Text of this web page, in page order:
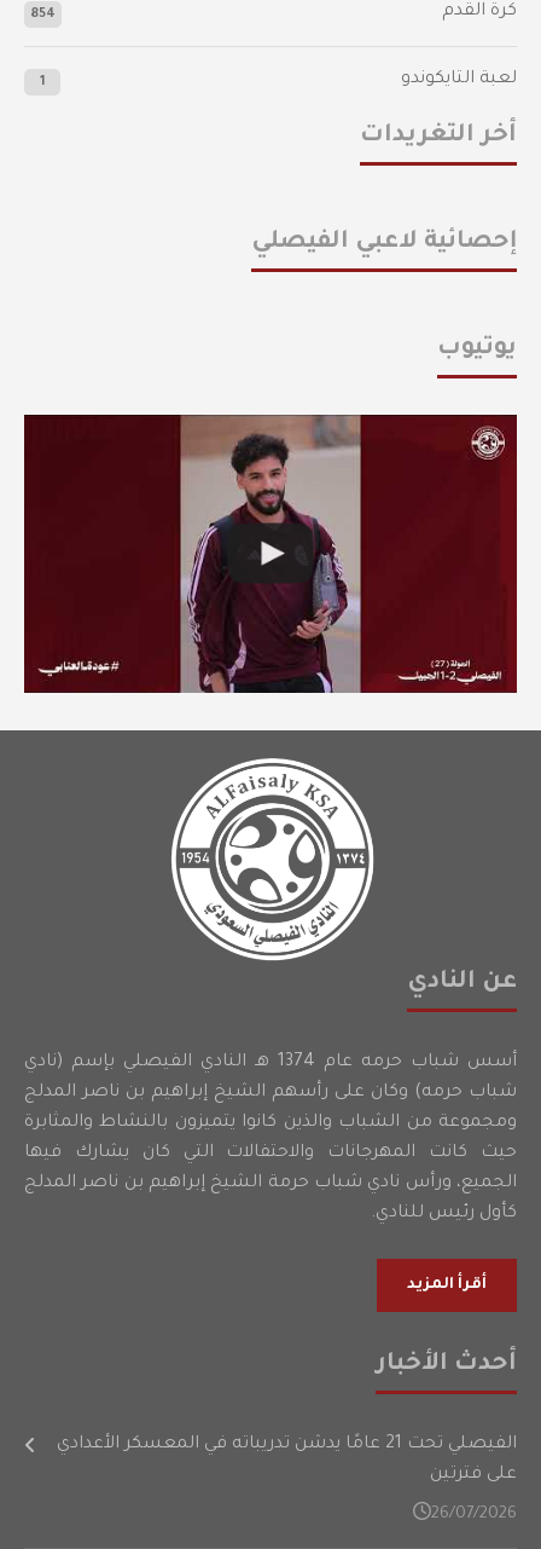
كرة القدم 854
لعبة التايكوندو 1
أخر التغريدات
إحصائية لاعبي الفيصلي
يوتيوب
عن النادي
أسس شباب حرمه عام 1374 هـ النادي الفيصلي بإسم (نادي
شباب حرمه) وكان على رأسهم الشيخ إبراهيم بن ناصر المدلج
ومجموعة من الشباب والذين كانوا يتميزون بالنشاط والمثابرة
حيث كانت المهرجانات والاحتفالات التي كان يشارك فيها
الجميع، ورأس نادي شباب حرمة الشيخ إبراهيم بن ناصر المدلج
كأول رئيس للنادي.
أقرأ المزيد
أحدث الأخبار
الفيصلي تحت 21 عامًا يدشن تدريباته في المعسكر الأعدادي
على فترتين
26/07/2026